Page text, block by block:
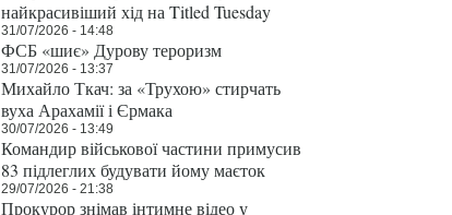
найкрасивіший хід на Titled Tuesday
31/07/2026 - 14:48
ФСБ «шиє» Дурову тероризм
31/07/2026 - 13:37
Михайло Ткач: за «Трухою» стирчать
вуха Арахамії і Єрмака
30/07/2026 - 13:49
Командир військової частини примусив
83 підлеглих будувати йому маєток
29/07/2026 - 21:38
Прокурор знімав інтимне відео у